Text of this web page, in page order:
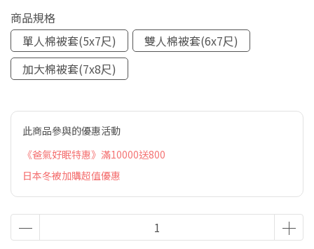
商品規格
單人棉被套(5x7尺)
雙人棉被套(6x7尺)
加大棉被套(7x8尺)
此商品參與的優惠活動
《爸氣好眠特惠》滿10000送800
日本冬被加購超值優惠